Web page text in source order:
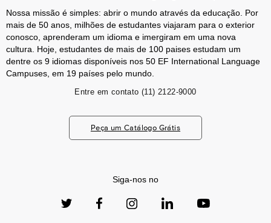
Nossa missão é simples: abrir o mundo através da educação. Por
mais de 50 anos, milhões de estudantes viajaram para o exterior
conosco, aprenderam um idioma e imergiram em uma nova
cultura. Hoje, estudantes de mais de 100 paises estudam um
dentre os 9 idiomas disponíveis nos 50 EF International Language
Campuses, em 19 países pelo mundo.
Entre em contato (11) 2122-9000
Peça um Catálogo Grátis
Siga-nos no